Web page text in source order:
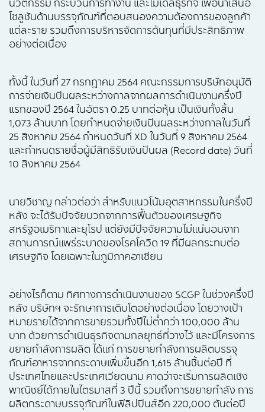
นวัตกรรม กระบวนการทำงาน และโมเดลธุรกิจ เพื่อนำเสนอ
โซลูชันด้านบรรจุภัณฑ์ที่ตอบสนองความต้องการของลูกค้า
แต่ละราย รวมถึงการบริหารจัดการต้นทุนที่มีประสิทธิภาพ
อย่างต่อเนื่อง
ทั้งนี้ ในวันที่ 27 กรกฎาคม 2564 คณะกรรมการบริษัทอนุมัติ
การจ่ายเงินปันผลระหว่างกาลจากผลการดำเนินงานครึ่งปี
แรกของปี 2564 ในอัตรา 0.25 บาทต่อหุ้น เป็นเงินทั้งสิ้น
1,073 ล้านบาท โดยกำหนดจ่ายเงินปันผลระหว่างกาลในวันที่
25 สิงหาคม 2564 กำหนดวันที่ XD ในวันที่ 9 สิงหาคม 2564
และกำหนดรายชื่อผู้มีสิทธิรับเงินปันผล (Record date) วันที่
10 สิงหาคม 2564
นายวิชาญ กล่าวต่อว่า สำหรับแนวโน้มอุตสาหกรรมในครึ่งปี
หลัง จะได้รับปัจจัยบวกจากการฟื้นตัวของเศรษฐกิจ
สหรัฐอเมริกาและยุโรป แต่ยังมีปัจจัยความไม่แน่นอนจาก
สถานการณ์แพร่ระบาดของโรคโควิด 19 ที่มีผลกระทบต่อ
เศรษฐกิจ โดยเฉพาะในภูมิภาคอาเซียน
อย่างไรก็ตาม ทิศทางการดำเนินงานของ SCGP ในช่วงครึ่งปี
หลัง บริษัทฯ จะรักษาการเติบโตอย่างต่อเนื่อง โดยวางเป้า
หมายรายได้จากการขายรวมทั้งปีไม่ต่ำกว่า 100,000 ล้าน
บาท ด้วยการดำเนินธุรกิจตามกลยุทธ์ที่วางไว้ และมีโครงการ
ขยายกำลังการผลิต ได้แก่ การขยายกำลังการผลิตบรรจุ
ภัณฑ์อาหารจากกระดาษเพิ่มขึ้นอีก 1,615 ล้านชิ้นต่อปี ที่
ประเทศไทยและประเทศเวียดนาม คาดว่าจะเริ่มการผลิตเชิง
พาณิชย์ได้ภายในไตรมาสที่ 3 ปีนี้ รวมถึงการขยายกำลัง การ
ผลิตกระดาษบรรจุภัณฑ์ในฟิลิปปินส์อีก 220,000 ตันต่อปี